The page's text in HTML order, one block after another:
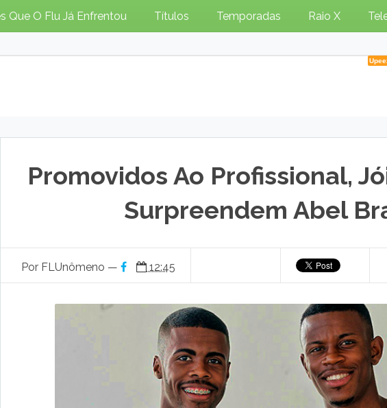
Que O Flu Já Enfrentou Títulos Temporadas Raio X
Promovidos Ao Profissional,
Surpreendem Abel
Por FLUnômeno — 12:45